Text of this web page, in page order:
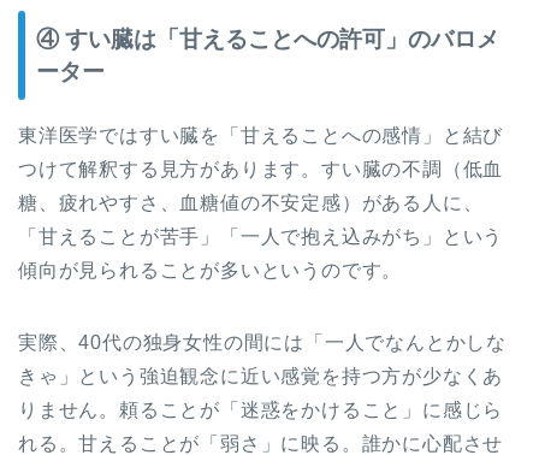
④ すい臓は「甘えることへの許可」のバロメ
ーター
東洋医学ではすい臓を「甘えることへの感情」と結び
つけて解釈する見方があります。すい臓の不調（低血
糖、疲れやすさ、血糖値の不安定感）がある人に、
「甘えることが苦手」「一人で抱え込みがち」という
傾向が見られることが多いというのです。
実際、40代の独身女性の間には「一人でなんとかしな
きゃ」という強迫観念に近い感覚を持つ方が少なくあ
りません。頼ることが「迷惑をかけること」に感じら
れる。甘えることが「弱さ」に映る。誰かに心配させ